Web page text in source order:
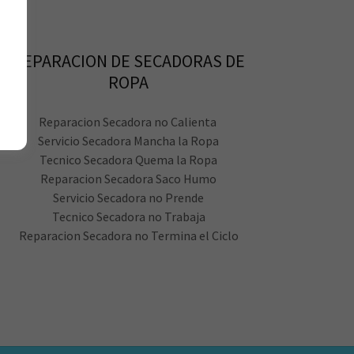
REPARACION DE SECADORAS DE
ROPA
Reparacion Secadora no Calienta
Servicio Secadora Mancha la Ropa
Tecnico Secadora Quema la Ropa
Reparacion Secadora Saco Humo
Servicio Secadora no Prende
Tecnico Secadora no Trabaja
Reparacion Secadora no Termina el Ciclo